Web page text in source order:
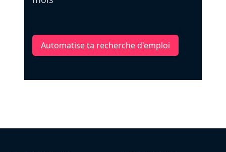
Automatise ta recherche d'emploi